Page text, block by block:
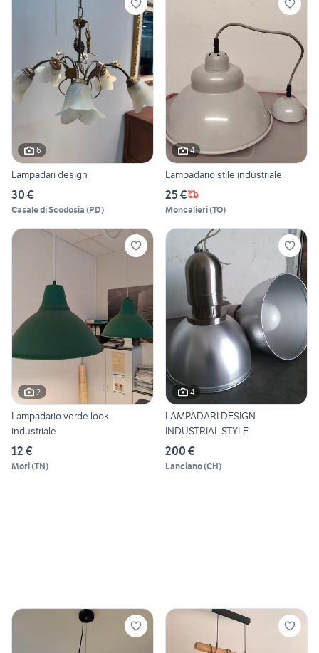
6
Lampadari design
30 €
Casale di Scodosia (PD)
4
Lampadario stile industriale
25 €
Moncalieri(TO)
2
Lampadario verde look
industriale
12 €
Mori(TN)
4
LAMPADARI DESIGN
INDUSTRIAL STYLE
200 €
Lanciano(CH)